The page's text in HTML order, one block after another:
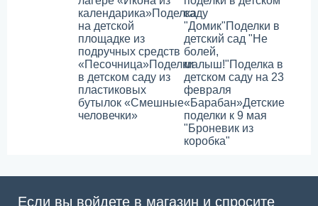
календарика»Поделка
на детской
площадке из
подручных средств
«Песочница»Поделки
в детском саду из
пластиковых
бутылок «Смешные
человечки»
саду
"Домик"Поделки в
детский сад "Не
болей,
малыш!"Поделка в
детском саду на 23
февраля
«Барабан»Детские
поделки к 9 мая
"Броневик из
коробка"
Если вы войдете в магазин и спросите